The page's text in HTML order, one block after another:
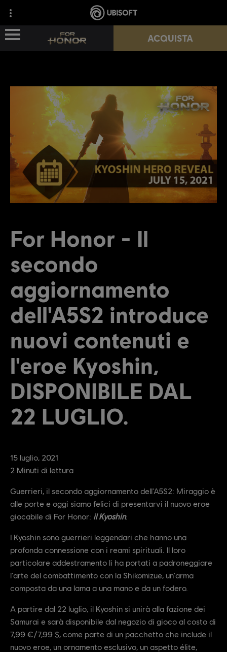
EROI
PASSES
NUOVA STAGIONE
RISORSE
ACQUISTA
15 luglio, 2021
2 Minuti di lettura
For Honor - Il
secondo
aggiornamento
dell'A5S2 introduce
nuovi contenuti e
l'eroe Kyoshin,
DISPONIBILE DAL
22 LUGLIO.
Guerrieri, il secondo aggiornamento dell'A5S2: Miraggio è
alle porte e oggi siamo felici di presentarvi il nuovo eroe
giocabile di For Honor: il Kyoshin.
I Kyoshin sono guerrieri leggendari che hanno una
profonda connessione con i reami spirituali. Il loro
particolare addestramento li ha portati a padroneggiare
l'arte del combattimento con la Shikomizue, un'arma
composta da una lama a una mano e da un fodero.
A partire dal 22 luglio, il Kyoshin si unirà alla fazione dei
Samurai e sarà disponibile dal negozio di gioco al costo di
7,99 €/7,99 $, come parte di un pacchetto che include il
nuovo eroe, un ornamento esclusivo, un aspetto élite,